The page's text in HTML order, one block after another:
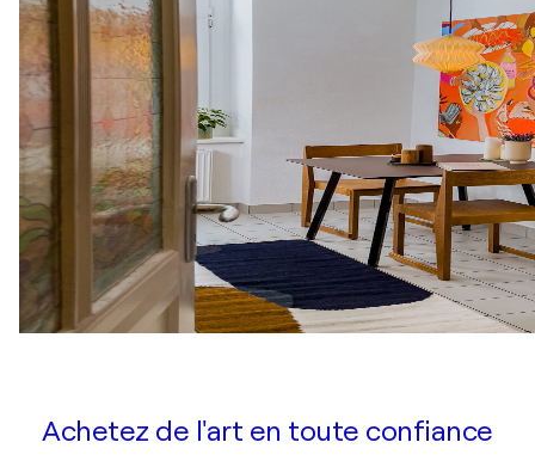
Achetez de l'art en toute confiance